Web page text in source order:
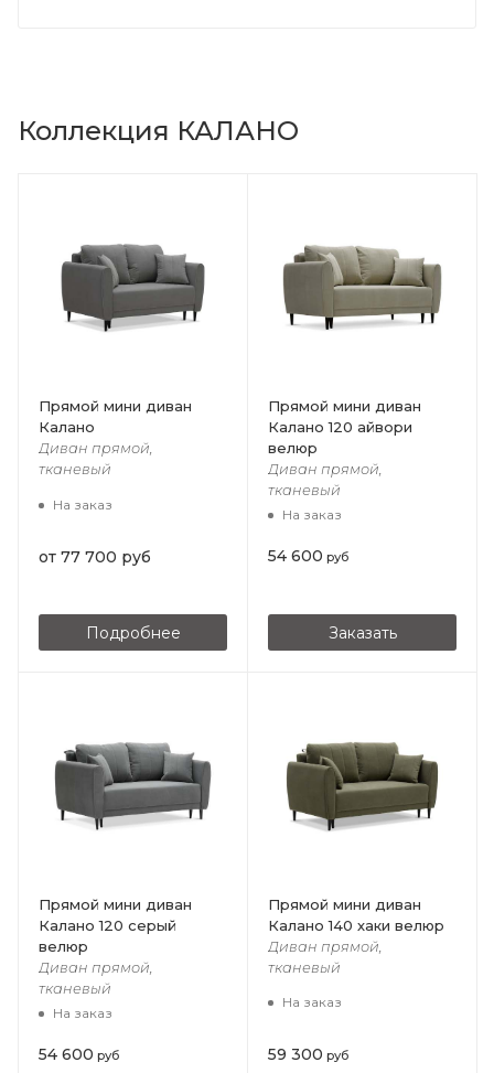
Коллекция КАЛАНО
Прямой мини диван
Калано
Диван прямой,
тканевый
На заказ
от 77 700 руб
Подробнее
Прямой мини диван
Калано 120 айвори
велюр
Диван прямой,
тканевый
На заказ
54 600 руб
Заказать
Прямой мини диван
Калано 120 серый
велюр
Диван прямой,
тканевый
На заказ
54 600 руб
Прямой мини диван
Калано 140 хаки велюр
Диван прямой,
тканевый
На заказ
59 300 руб